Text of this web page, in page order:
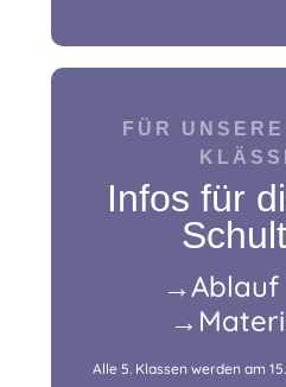
FÜR
Infos für
→Ablauf
Alle 5. Klassen werden am